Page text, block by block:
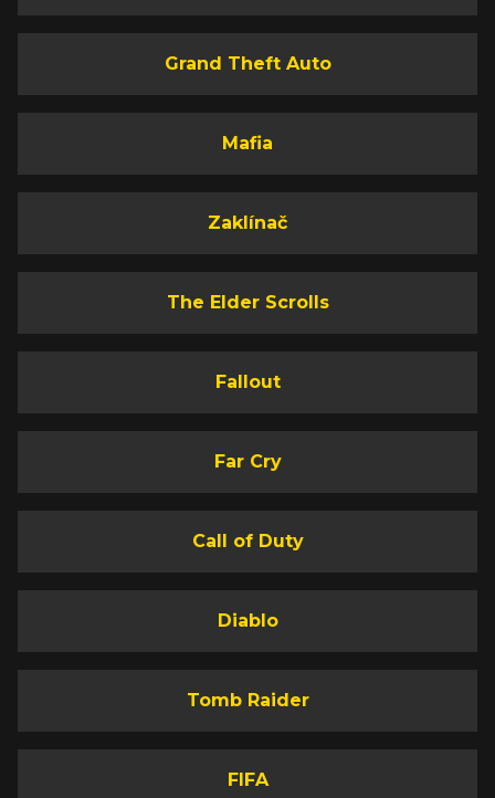
Grand Theft Auto
Mafia
Zaklínač
The Elder Scrolls
Fallout
Far Cry
Call of Duty
Diablo
Tomb Raider
FIFA